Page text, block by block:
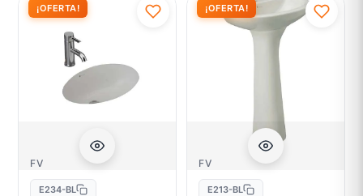
¡OFERTA!
FV
E234-BL
¡OFERTA!
FV
E213-BL